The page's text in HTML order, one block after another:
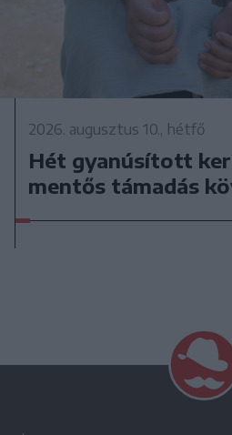
2026. augusztus 10., hétfő
Hét gyanúsított
mentős támadás